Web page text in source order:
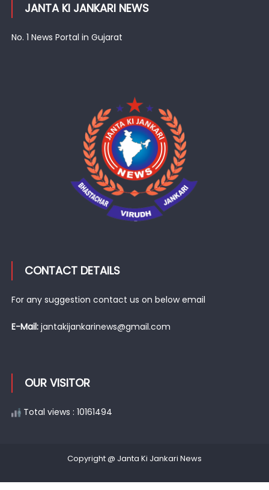
JANTA KI JANKARI NEWS
No. 1 News Portal in Gujarat
CONTACT DETAILS
For any suggestion contact us on below email
E-Mail: jantakijankarinews@gmail.com
OUR VISITOR
Total views : 10161494
Copyright @ Janta Ki Jankari News